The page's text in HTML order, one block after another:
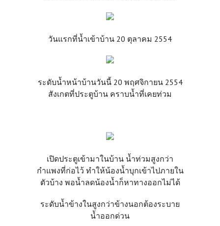
วันแรกที่น้ำเข้าบ้าน 20 ตุลาคม 2554
ระดับน้ำหน้าบ้านวันนี้ 20 พฤศจิกายน 2554
สังเกตที่ประตูบ้าน คราบน้ำที่เคยท่วม
เปิดประตูเข้ามาในบ้าน น้ำท่วมสูงกว่า
กำแพงที่ก่อไว้ ทำให้น้องน้ำบุกเข้าไปภายใน
ตัวบ้าง พอน้ำลดน้องน้ำก็หาทางออกไม่ได้
ระดับน้ำข้างในสูงกว่าข้างนอกต้องระบาย
น้ำออกด่วน